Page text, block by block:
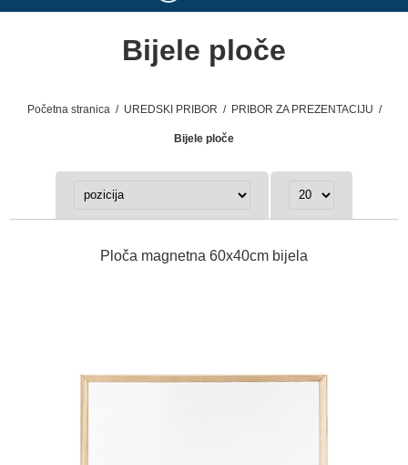
Bijele ploče
Početna stranica / UREDSKI PRIBOR / PRIBOR ZA PREZENTACIJU /
Bijele ploče
Ploča magnetna 60x40cm bijela